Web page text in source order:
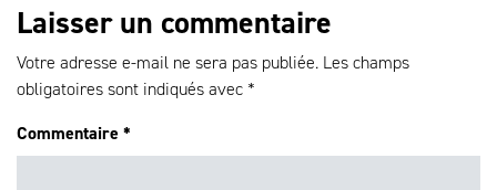
Laisser un commentaire
Votre adresse e-mail ne sera pas publiée. Les champs
obligatoires sont indiqués avec *
Commentaire *